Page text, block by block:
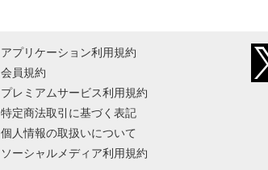
アプリケーション利用規約
会員規約
プレミアムサービス利用規約
特定商法取引に基づく表記
個人情報の取扱いについて
ソーシャルメディア利用規約